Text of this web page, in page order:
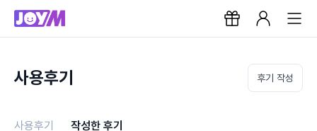
사용후기 후기 작성
사용후기 작성한 후기